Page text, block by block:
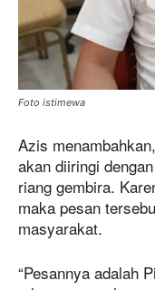
Foto istimewa
Azis
akan diiringi
riang gembira.
maka pesan
masyarakat.
“Pesannya adalah